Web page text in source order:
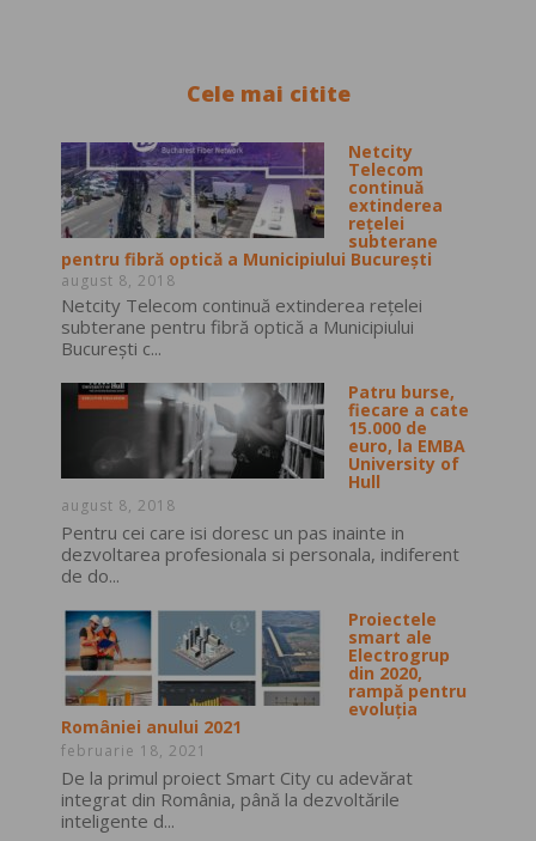
Cele mai citite
Netcity
Telecom
continuă
extinderea
rețelei
subterane
pentru fibră optică a Municipiului București
august 8, 2018
Netcity Telecom continuă extinderea rețelei
subterane pentru fibră optică a Municipiului
București c...
Patru burse,
fiecare a cate
15.000 de
euro, la EMBA
University of
Hull
august 8, 2018
Pentru cei care isi doresc un pas inainte in
dezvoltarea profesionala si personala, indiferent
de do...
Proiectele
smart ale
Electrogrup
din 2020,
rampă pentru
evoluția
României anului 2021
februarie 18, 2021
De la primul proiect Smart City cu adevărat
integrat din România, până la dezvoltările
inteligente d...